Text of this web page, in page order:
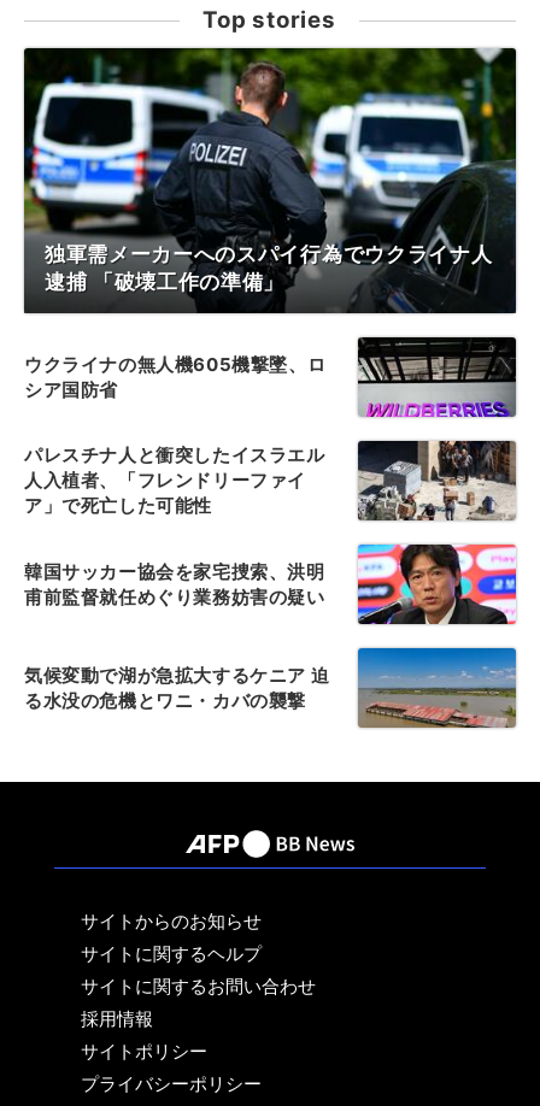
Top stories
独軍需メーカーへのスパイ行為でウクライナ人
逮捕 「破壊工作の準備」
ウクライナの無人機605機撃墜、ロ
シア国防省
パレスチナ人と衝突したイスラエル
人入植者、「フレンドリーファイ
ア」で死亡した可能性
韓国サッカー協会を家宅捜索、洪明
甫前監督就任めぐり業務妨害の疑い
気候変動で湖が急拡大するケニア 迫
る水没の危機とワニ・カバの襲撃
サイトからのお知らせ
サイトに関するヘルプ
サイトに関するお問い合わせ
採用情報
サイトポリシー
プライバシーポリシー